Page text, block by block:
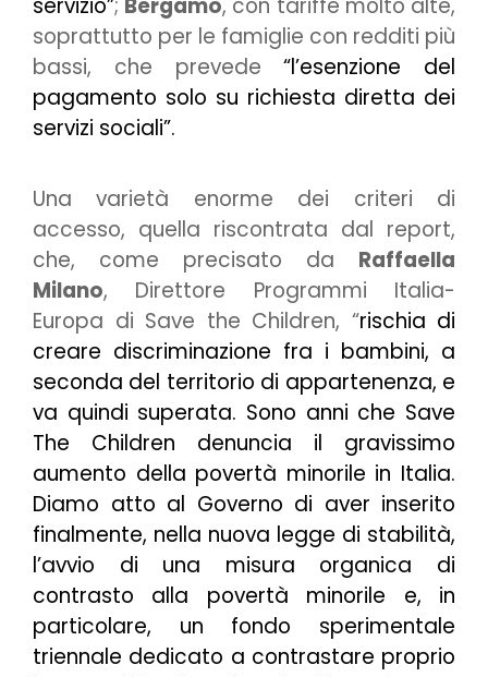
servizio”; Bergamo, con tariffe molto alte,
soprattutto per le famiglie con redditi più
bassi, che prevede“l’esenzione del
pagamento solo su richiesta diretta dei
servizi sociali”.
Una varietà enorme dei criteri di
accesso, quella riscontrata dal report,
che, come precisato da Raffaella
Milano, Direttore Programmi Italia-
Europa di Save the Children, “rischia di
creare discriminazione fra i bambini, a
seconda del territorio di appartenenza, e
va quindi superata. Sono anni che Save
The Children denuncia il gravissimo
aumento della povertà minorile in Italia.
Diamo atto al Governo di aver inserito
finalmente, nella nuova legge di stabilità,
l’avvio di una misura organica di
contrasto alla povertà minorile e, in
particolare, un fondo sperimentale
triennale dedicato a contrastare proprio